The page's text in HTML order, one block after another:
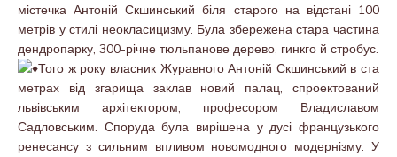
містечка Антоній Скшинський біля старого на відстані 100
метрів у стилі неокласицизму. Була збережена стара частина
дендропарку, 300-річне тюльпанове дерево, гинкго й стробус.
Того ж року власник Журавного Антоній Скшинський в ста
метрах від згарища заклав новий палац, спроектований
львівським архітектором, професором Владиславом
Садловським. Споруда була вирішена у дусі французького
ренесансу з сильним впливом новомодного модернізму. У